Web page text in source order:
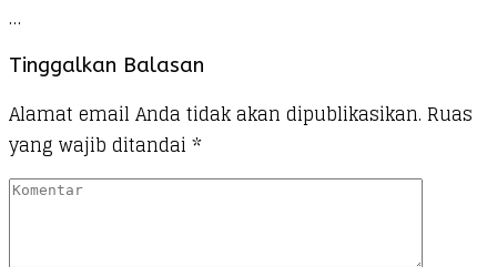
…
Tinggalkan Balasan
Alamat email Anda tidak akan dipublikasikan. Ruas
yang wajib ditandai *